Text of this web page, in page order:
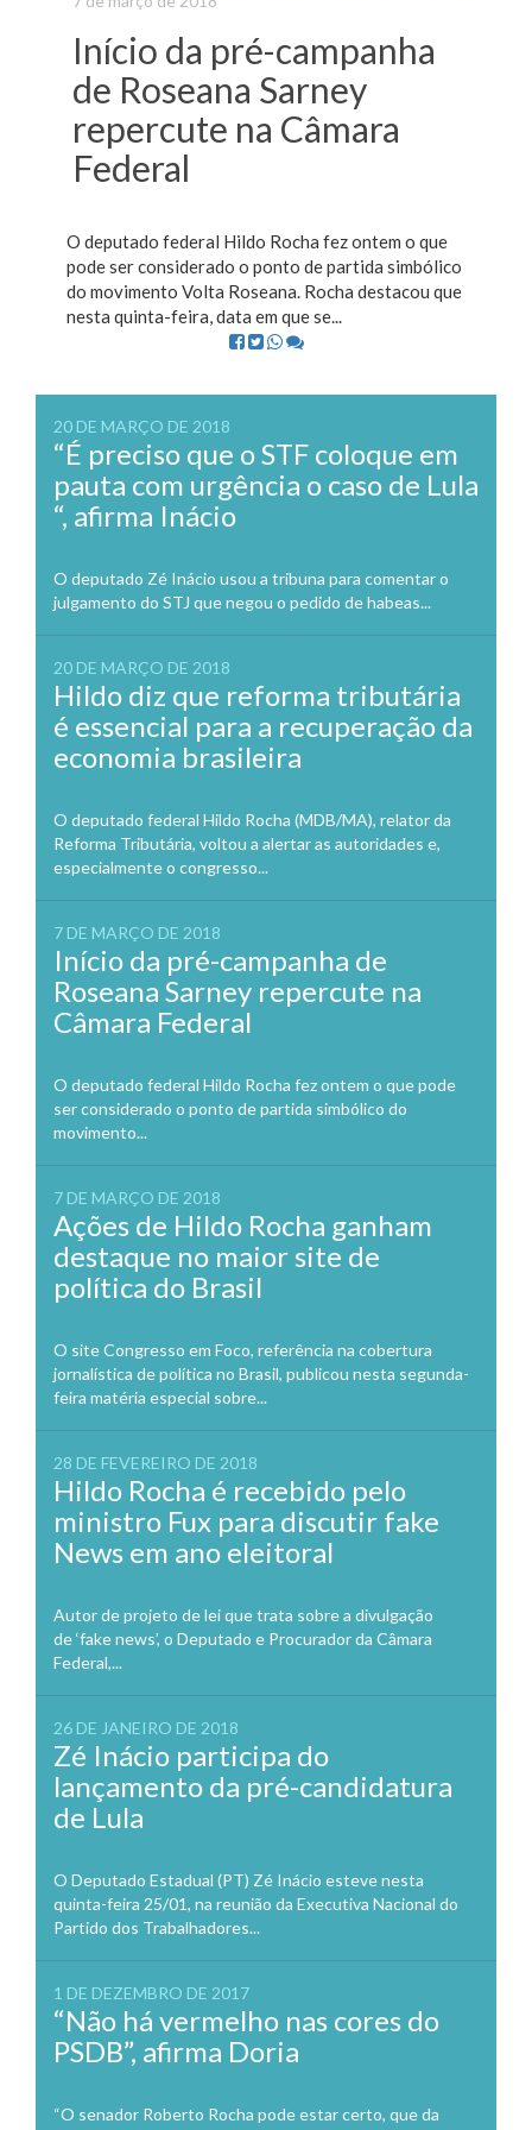
Início da pré-campanha
de Roseana Sarney
repercute na Câmara
Federal
O deputado federal Hildo Rocha fez ontem o que
pode ser considerado o ponto de partida simbólico
do movimento Volta Roseana. Rocha destacou que
nesta quinta-feira, data em que se...
20 DE MARÇO DE 2018
“É preciso que o STF coloque em
pauta com urgência o caso de Lula
“, afirma Inácio
O deputado Zé Inácio usou a tribuna para comentar o
julgamento do STJ que negou o pedido de habeas...
20 DE MARÇO DE 2018
Hildo diz que reforma tributária
é essencial para a recuperação da
economia brasileira
O deputado federal Hildo Rocha (MDB/MA), relator da
Reforma Tributária, voltou a alertar as autoridades e,
especialmente o congresso...
7 DE MARÇO DE 2018
Início da pré-campanha de
Roseana Sarney repercute na
Câmara Federal
O deputado federal Hildo Rocha fez ontem o que pode
ser considerado o ponto de partida simbólico do
movimento...
7 DE MARÇO DE 2018
Ações de Hildo Rocha ganham
destaque no maior site de
política do Brasil
O site Congresso em Foco, referência na cobertura
jornalística de política no Brasil, publicou nesta segunda-
feira matéria especial sobre...
28 DE FEVEREIRO DE 2018
Hildo Rocha é recebido pelo
ministro Fux para discutir fake
News em ano eleitoral
Autor de projeto de lei que trata sobre a divulgação
de ‘fake news’, o Deputado e Procurador da Câmara
Federal,...
26 DE JANEIRO DE 2018
Zé Inácio participa do
lançamento da pré-candidatura
de Lula
O Deputado Estadual (PT) Zé Inácio esteve nesta
quinta-feira 25/01, na reunião da Executiva Nacional do
Partido dos Trabalhadores...
1 DE DEZEMBRO DE 2017
“Não há vermelho nas cores do
PSDB”, afirma Doria
“O senador Roberto Rocha pode estar certo, que da